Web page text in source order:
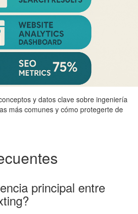
y datos clave sobre ingeniería
más comunes y cómo protegerte de
principal entre